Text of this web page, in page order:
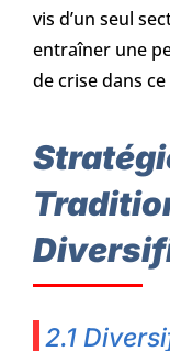
vis d’un seul
entraîner une
de crise dans
2.1